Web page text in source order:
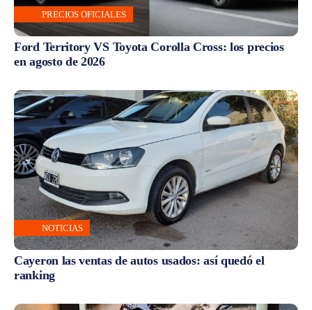
PRECIOS OFICIALES
Ford Territory VS Toyota Corolla Cross: los precios
en agosto de 2026
NOTICIAS
Cayeron las ventas de autos usados: así quedó el
ranking